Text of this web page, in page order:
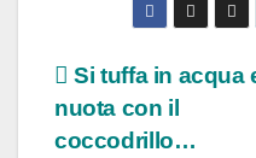
articoli
Si tuffa in acqua
nuota con il
coccodrillo…